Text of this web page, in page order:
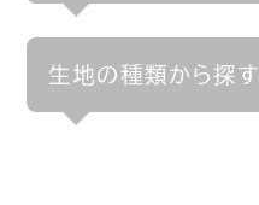
生地の種類から探す